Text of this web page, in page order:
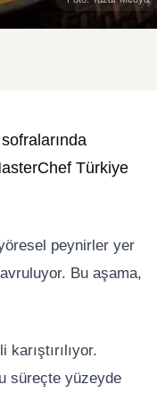
Türkiye
peynirler yer
Bu aşama,
süreçte yüzeyde